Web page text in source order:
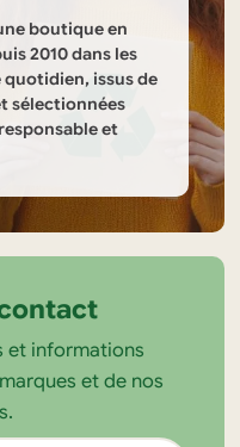
boutique en
2010 dans les
issus de
sélectionnées
et
et informations
et de nos